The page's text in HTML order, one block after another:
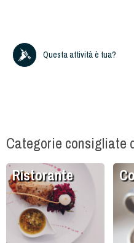
Questa attività è tua?
Categorie consigliate
Ristorante